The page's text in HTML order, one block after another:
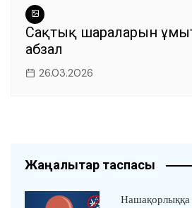
Сақтық шараларын
абзал
26.03.2026
Жаңалықтар таспасы